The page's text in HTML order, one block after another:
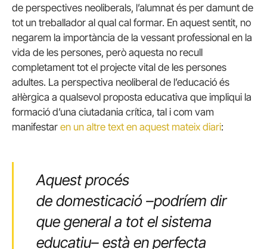
de perspectives neoliberals, l’alumnat és per damunt de
tot un treballador al qual cal formar. En aquest sentit, no
negarem la importància de la vessant professional en la
vida de les persones, però aquesta no recull
completament tot el projecte vital de les persones
adultes. La perspectiva neoliberal de l’educació és
al·lèrgica a qualsevol proposta educativa que impliqui la
formació d’una ciutadania crítica, tal i com vam
manifestar en un altre text en aquest mateix diari:
Aquest procés
de domesticació –podríem dir
que general a tot el sistema
educatiu– està en perfecta